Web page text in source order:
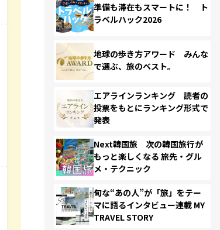
準備も滞在もスマートに！ ト
ラベルハック2026
地球の歩き方アワード みんな
で選ぶ、旅のベスト。
エアラインランキング 読者の
投票をもとにランキング形式で
発表
Next韓国旅 次の韓国旅行が
もっと楽しくなる 旅先・グル
メ・テクニック
旬な“あの人”が「旅」をテー
マに語るインタビュー連載 MY
TRAVEL STORY